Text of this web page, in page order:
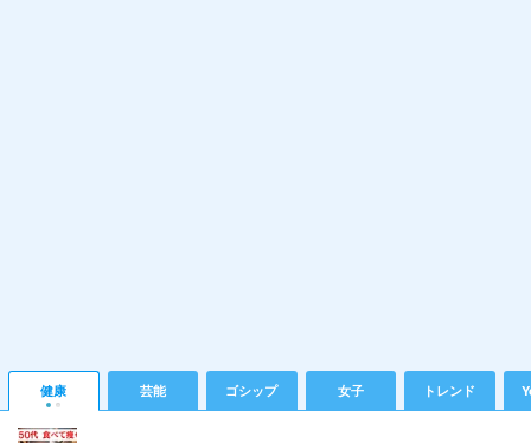
健康 芸能 ゴシップ 女子 トレンド